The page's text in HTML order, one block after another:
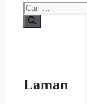
Cari
untuk:
Laman